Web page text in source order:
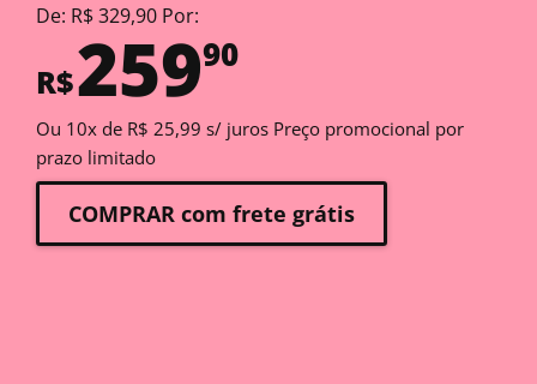
De: R$ 329,90 Por:
R$25990
Ou 10x de R$ 25,99 s/ juros Preço promocional por
prazo limitado
COMPRAR com frete grátis